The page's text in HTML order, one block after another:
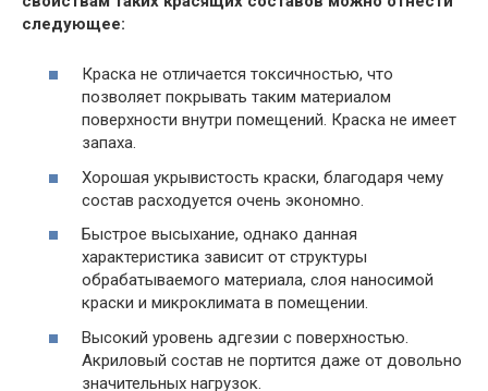
следующее:
Краска не отличается токсичностью, что
позволяет покрывать таким материалом
поверхности внутри помещений. Краска не имеет
запаха.
Хорошая укрывистость краски, благодаря чему
состав расходуется очень экономно.
Быстрое высыхание, однако данная
характеристика зависит от структуры
обрабатываемого материала, слоя наносимой
краски и микроклимата в помещении.
Высокий уровень адгезии с поверхностью.
Акриловый состав не портится даже от довольно
значительных нагрузок.